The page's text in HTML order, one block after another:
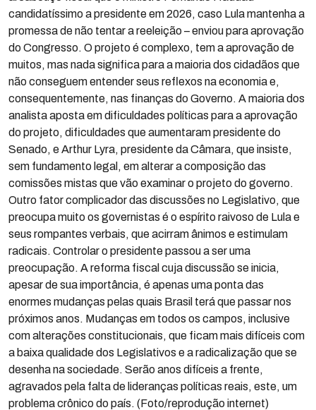
candidatíssimo a presidente em 2026, caso Lula mantenha a
promessa de não tentar a reeleição – enviou para aprovação
do Congresso. O projeto é complexo, tem a aprovação de
muitos, mas nada significa para a maioria dos cidadãos que
não conseguem entender seus reflexos na economia e,
consequentemente, nas finanças do Governo. A maioria dos
analista aposta em dificuldades políticas para a aprovação
do projeto, dificuldades que aumentaram presidente do
Senado, e Arthur Lyra, presidente da Câmara, que insiste,
sem fundamento legal, em alterar a composição das
comissões mistas que vão examinar o projeto do governo.
Outro fator complicador das discussões no Legislativo, que
preocupa muito os governistas é o espírito raivoso de Lula e
seus rompantes verbais, que acirram ânimos e estimulam
radicais. Controlar o presidente passou a ser uma
preocupação. A reforma fiscal cuja discussão se inicia,
apesar de sua importância, é apenas uma ponta das
enormes mudanças pelas quais Brasil terá que passar nos
próximos anos. Mudanças em todos os campos, inclusive
com alterações constitucionais, que ficam mais difíceis com
a baixa qualidade dos Legislativos e a radicalização que se
desenha na sociedade. Serão anos difíceis a frente,
agravados pela falta de lideranças políticas reais, este, um
problema crônico do país. (Foto/reprodução internet)